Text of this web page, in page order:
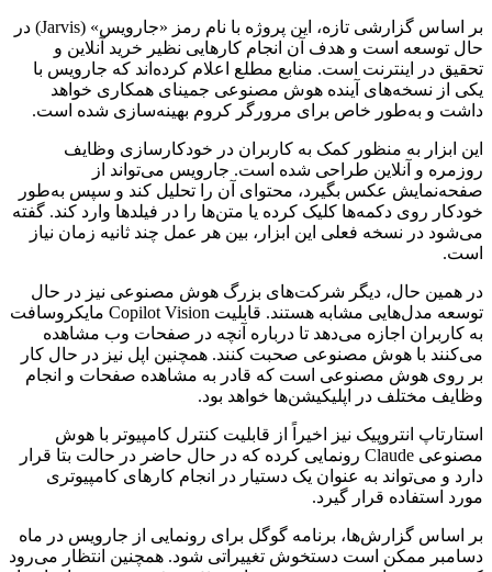
بر اساس گزارشی تازه، این پروژه با نام رمز «جارویس» (Jarvis) در
حال توسعه است و هدف آن انجام کارهایی نظیر خرید آنلاین و
تحقیق در اینترنت است. منابع مطلع اعلام کرده‌اند که جارویس با
یکی از نسخه‌های آینده هوش مصنوعی جمینای همکاری خواهد
داشت و به‌طور خاص برای مرورگر کروم بهینه‌سازی شده است.
این ابزار به منظور کمک به کاربران در خودکارسازی وظایف
روزمره و آنلاین طراحی شده است. جارویس می‌تواند از
صفحه‌نمایش عکس بگیرد، محتوای آن را تحلیل کند و سپس به‌طور
خودکار روی دکمه‌ها کلیک کرده یا متن‌ها را در فیلدها وارد کند. گفته
می‌شود در نسخه فعلی این ابزار، بین هر عمل چند ثانیه زمان نیاز
است.
در همین حال، دیگر شرکت‌های بزرگ هوش مصنوعی نیز در حال
توسعه مدل‌هایی مشابه هستند. قابلیت Copilot Vision مایکروسافت
به کاربران اجازه می‌دهد تا درباره آنچه در صفحات وب مشاهده
می‌کنند با هوش مصنوعی صحبت کنند. همچنین اپل نیز در حال کار
بر روی هوش مصنوعی است که قادر به مشاهده صفحات و انجام
وظایف مختلف در اپلیکیشن‌ها خواهد بود.
استارتاپ انتروپیک نیز اخیراً از قابلیت کنترل کامپیوتر با هوش
مصنوعی Claude رونمایی کرده که در حال حاضر در حالت بتا قرار
دارد و می‌تواند به عنوان یک دستیار در انجام کارهای کامپیوتری
مورد استفاده قرار گیرد.
بر اساس گزارش‌ها، برنامه گوگل برای رونمایی از جارویس در ماه
دسامبر ممکن است دستخوش تغییراتی شود. همچنین انتظار می‌رود